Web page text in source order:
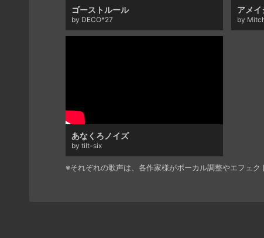
ゴーストルール
by DECO*27
アメ
by
あなくろノイズ
by tilt-six
※それぞれの歌声は、各作家様がボーカル調整やエフェク